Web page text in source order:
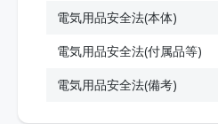
電気用品安全法(本体)
電気用品安全法(付属品等)
電気用品安全法(備考)